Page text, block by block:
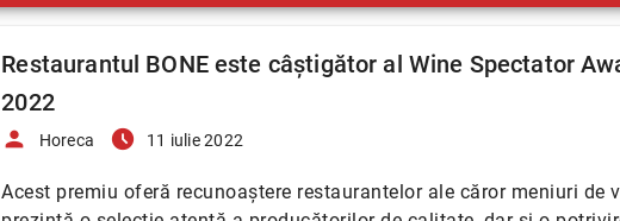
Restaurantul BONE este câștigător al Wine Spectator
2022
person Horeca access_time_filled 11 iulie 2022
Acest premiu oferă recunoaștere restaurantelor ale căror meniuri de